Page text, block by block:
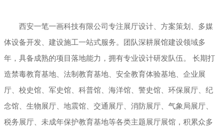
西安一笔一画科技有限公司专注展厅设计、方案策划、多媒
体设备开发、建设施工一站式服务。团队深耕展馆建设领域多
年，具备成熟的项目落地能力，拥有专业设计研发队伍。 长期打
造禁毒教育基地、法制教育基地、安全教育体验基地、企业展
厅、校史馆、军史馆、科普馆、海洋馆、警史馆、环保展厅、纪
念馆、生物展厅、地震馆、交通展厅、消防展厅、气象局展厅、
税务展厅、未成年保护教育基地等各类主题展厅展馆，积累众多